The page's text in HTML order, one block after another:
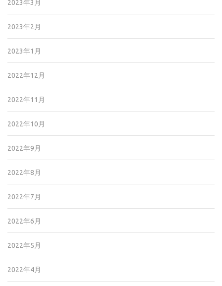
2023年3月
2023年2月
2023年1月
2022年12月
2022年11月
2022年10月
2022年9月
2022年8月
2022年7月
2022年6月
2022年5月
2022年4月